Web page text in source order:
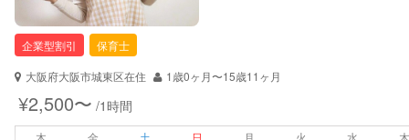
対応可能/特徴
早朝対応
病児対応 病児、病後児、ともに不可
企業型割引
保育士
大阪府大阪市城東区在住
1歳0ヶ月〜15歳11ヶ月
¥2,500〜 /1時間
木 金 土 日 月 火 水